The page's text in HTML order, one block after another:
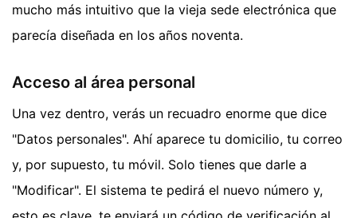
mucho más intuitivo que la vieja sede electrónica que
parecía diseñada en los años noventa.
Acceso al área personal
Una vez dentro, verás un recuadro enorme que dice
"Datos personales". Ahí aparece tu domicilio, tu correo
y, por supuesto, tu móvil. Solo tienes que darle a
"Modificar". El sistema te pedirá el nuevo número y,